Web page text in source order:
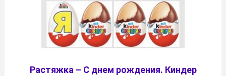
Растяжка – С днем рождения. Киндер